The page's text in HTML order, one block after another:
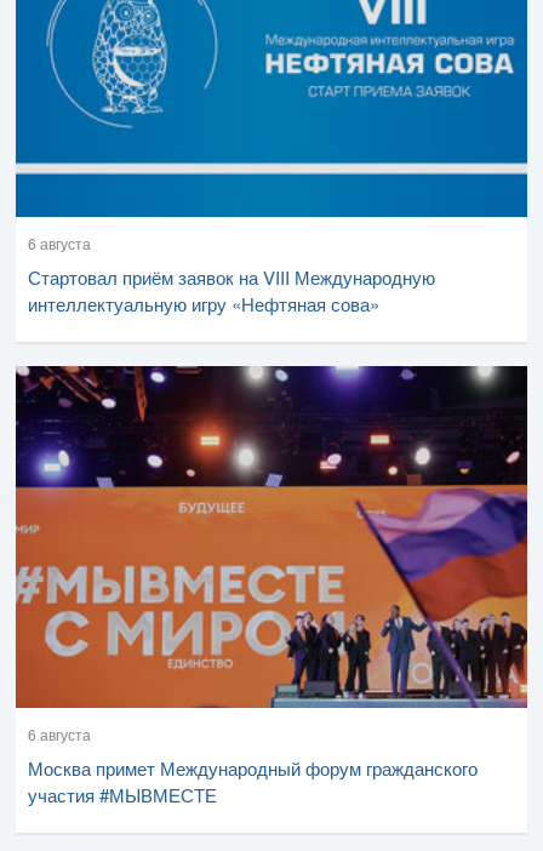
6 августа
Стартовал приём заявок на VIII Международную
интеллектуальную игру «Нефтяная сова»
6 августа
Москва примет Международный форум гражданского
участия #МЫВМЕСТЕ